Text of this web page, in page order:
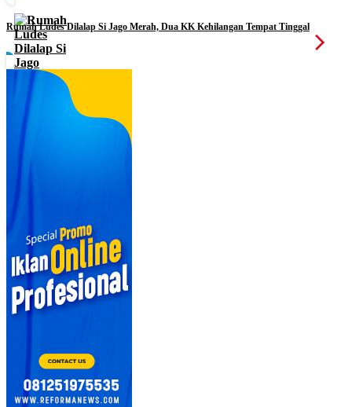
Rumah Ludes Dilalap Si Jago Merah, Dua KK Kehilangan Tempat Tinggal